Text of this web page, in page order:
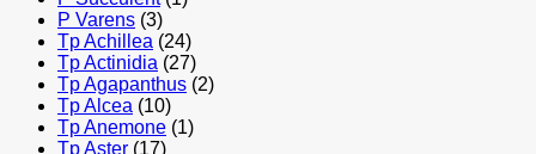
P Varens (3)
Tp Achillea (24)
Tp Actinidia (27)
Tp Agapanthus (2)
Tp Alcea (10)
Tp Anemone (1)
Tp Aster (17)